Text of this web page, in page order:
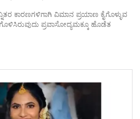
ಕಾರಣಗಳಿಗಾಗಿ ವಿಮಾನ ಪ್ರಯಾಣ ಕೈಗೊಳ್ಳುವ
ಪ್ರವಾಸೋದ್ಯಮಕ್ಕೂ ಹೊಡೆತ